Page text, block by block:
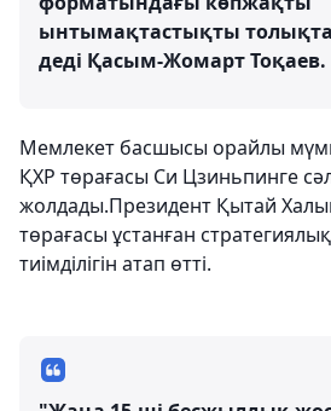
ынтымақтастықты
деді Қасым-Жомарт Тоқаев.
Мемлекет басшысы орайлы
ҚХР төрағасы Си Цзиньпинге
жолдады.Президент Қытай
төрағасы ұстанған
тиімділігін атап өтті.